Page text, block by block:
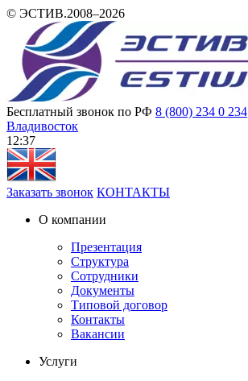
© ЭСТИВ.2008–2026
Бесплатный звонок по РФ 8 (800) 234 0 234
Владивосток
12 37
Заказать звонок КОНТАКТЫ
О компании
Презентация
Структура
Сотрудники
Документы
Типовой договор
Контакты
Вакансии
Услуги